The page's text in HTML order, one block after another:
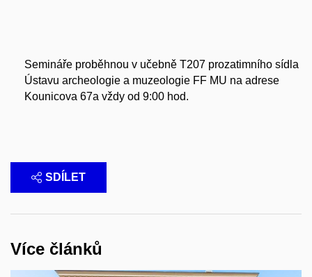
Semináře proběhnou v učebně T207 prozatimního sídla
Ústavu archeologie a muzeologie FF MU na adrese
Kounicova 67a vždy od 9:00 hod.
SDÍLET
Více článků